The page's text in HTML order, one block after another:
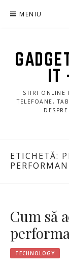
MENIU
IT
STIRI ONLINE
TELEFOANE,
ETICHETĂ:
Cum să
TECHNOLOGY